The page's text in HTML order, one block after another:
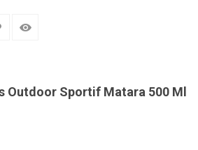
Outdoor Sportif Matara 500 Ml